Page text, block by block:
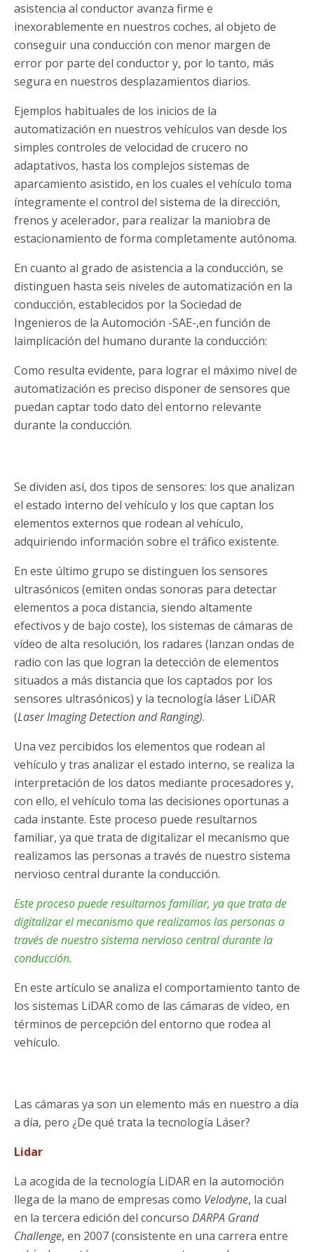
asistencia al conductor avanza firme e
inexorablemente en nuestros coches, al objeto de
conseguir una conducción con menor margen de
error por parte del conductor y, por lo tanto, más
segura en nuestros desplazamientos diarios.
Ejemplos habituales de los inicios de la
automatización en nuestros vehículos van desde los
simples controles de velocidad de crucero no
adaptativos, hasta los complejos sistemas de
aparcamiento asistido, en los cuales el vehículo toma
íntegramente el control del sistema de la dirección,
frenos y acelerador, para realizar la maniobra de
estacionamiento de forma completamente autónoma.
En cuanto al grado de asistencia a la conducción, se
distinguen hasta seis niveles de automatización en la
conducción, establecidos por la Sociedad de
Ingenieros de la Automoción -SAE-,en función de
laimplicación del humano durante la conducción:
Como resulta evidente, para lograr el máximo nivel de
automatización es preciso disponer de sensores que
puedan captar todo dato del entorno relevante
durante la conducción.
Se dividen así, dos tipos de sensores: los que analizan
el estado interno del vehículo y los que captan los
elementos externos que rodean al vehículo,
adquiriendo información sobre el tráfico existente.
En este último grupo se distinguen los sensores
ultrasónicos (emiten ondas sonoras para detectar
elementos a poca distancia, siendo altamente
efectivos y de bajo coste), los sistemas de cámaras de
vídeo de alta resolución, los radares (lanzan ondas de
radio con las que logran la detección de elementos
situados a más distancia que los captados por los
sensores ultrasónicos) y la tecnología láser LiDAR
(Laser Imaging Detection and Ranging).
Una vez percibidos los elementos que rodean al
vehículo y tras analizar el estado interno, se realiza la
interpretación de los datos mediante procesadores y,
con ello, el vehículo toma las decisiones oportunas a
cada instante. Este proceso puede resultarnos
familiar, ya que trata de digitalizar el mecanismo que
realizamos las personas a través de nuestro sistema
nervioso central durante la conducción.
Este proceso puede resultarnos familiar, ya que trata de
digitalizar el mecanismo que realizamos las personas a
través de nuestro sistema nervioso central durante la
conducción.
En este artículo se analiza el comportamiento tanto de
los sistemas LiDAR como de las cámaras de vídeo, en
términos de percepción del entorno que rodea al
vehículo.
Las cámaras ya son un elemento más en nuestro a día
a día, pero ¿De qué trata la tecnología Láser?
Lidar
La acogida de la tecnología LiDAR en la automoción
llega de la mano de empresas como Velodyne, la cual
en la tercera edición del concurso DARPA Grand
Challenge, en 2007 (consistente en una carrera entre